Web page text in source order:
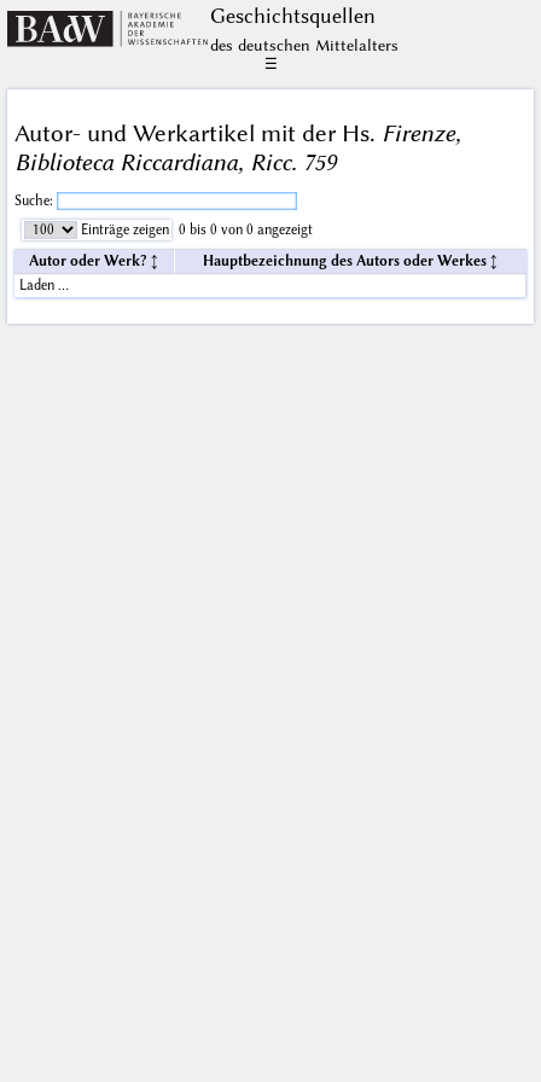
Geschichts­quellen
des deutschen Mittelalters
☰
Autor- und Werkartikel mit der Hs. Firenze,
Biblioteca Riccardiana, Ricc. 759
Suche:
Einträge zeigen
0 bis 0 von 0 angezeigt
Autor oder Werk?
Hauptbezeichnung des Autors oder Werkes
Laden …